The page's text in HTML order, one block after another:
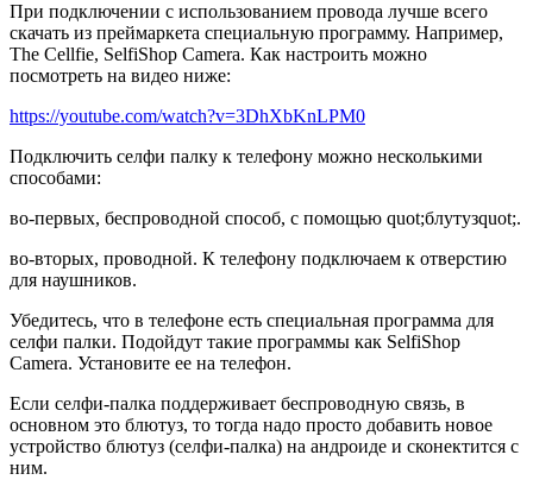
При подключении с использованием провода лучше всего
скачать из преймаркета специальную программу. Например,
The Cellfie, SelfiShop Camera. Как настроить можно
посмотреть на видео ниже:
https://youtube.com/watch?v=3DhXbKnLPM0
Подключить селфи палку к телефону можно несколькими
способами:
во-первых, беспроводной способ, с помощью quot;блутузquot;.
во-вторых, проводной. К телефону подключаем к отверстию
для наушников.
Убедитесь, что в телефоне есть специальная программа для
селфи палки. Подойдут такие программы как SelfiShop
Camera. Установите ее на телефон.
Если селфи-палка поддерживает беспроводную связь, в
основном это блютуз, то тогда надо просто добавить новое
устройство блютуз (селфи-палка) на андроиде и сконектится с
ним.